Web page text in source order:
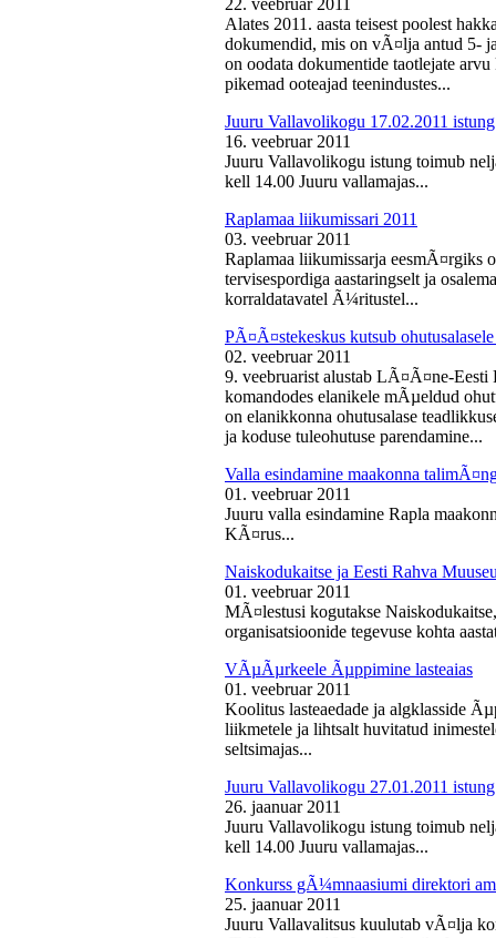
22. veebruar 2011
Alates 2011. aasta teisest poolest
dokumendid, mis on vÃ¤lja antud 5-
on oodata dokumentide taotlejate
pikemad ooteajad teenindustes...
Juuru Vallavolikogu 17.02.2011 istung
16. veebruar 2011
Juuru Vallavolikogu istung toimub
kell 14.00 Juuru vallamajas...
Raplamaa liikumissari 2011
03. veebruar 2011
Raplamaa liikumissarja eesmÃ¤rgiks
tervisespordiga aastaringselt ja
korraldatavatel Ã¼ritustel...
PÃ¤Ã¤stekeskus kutsub
02. veebruar 2011
9. veebruarist alustab LÃ¤Ã¤ne-
komandodes elanikele mÃµeldud
on elanikkonna ohutusalase
ja koduse tuleohutuse parendamine...
Valla esindamine maakonna
01. veebruar 2011
Juuru valla esindamine Rapla
KÃ¤rus...
Naiskodukaitse ja Eesti Rahva
01. veebruar 2011
MÃ¤lestusi kogutakse
organisatsioonide tegevuse kohta
VÃµÃµrkeele Ãµppimine lasteaias
01. veebruar 2011
Koolitus lasteaedade ja algklasside
liikmetele ja lihtsalt huvitatud
seltsimajas...
Juuru Vallavolikogu 27.01.2011 istung
26. jaanuar 2011
Juuru Vallavolikogu istung toimub
kell 14.00 Juuru vallamajas...
Konkurss gÃ¼mnaasiumi direktori
25. jaanuar 2011
Juuru Vallavalitsus kuulutab vÃ¤lja